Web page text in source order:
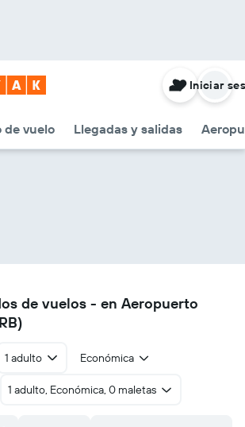
de vuelo Llegadas y salidas
Iniciar
de vuelos - en Aeropuerto
1 adulto Económica
1 adulto, Económica, 0 maletas